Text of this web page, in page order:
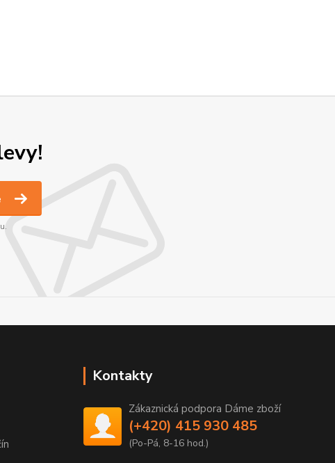
Kontakty
Zákaznická podpora Dáme zboží
(+420) 415 930 485
(Po-Pá, 8-16 hod.)